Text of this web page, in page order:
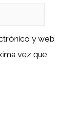
y web
vez que